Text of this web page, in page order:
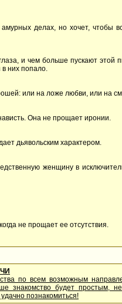
делах, но хочет, чтобы
и чем больше пускают этой
них попало.
или на ложе любви, или на
Она не прощает иронии.
дьявольским характером.
женщину в
не прощает ее отсутствия.
по всем возможным
знакомство будет простым,
познакомиться!